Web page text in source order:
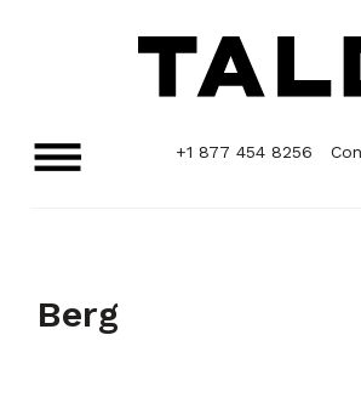
+1 877 454 8256
Berg